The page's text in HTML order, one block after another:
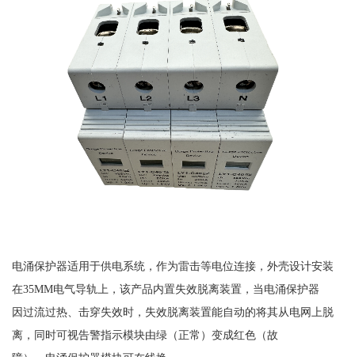
电涌保护器适用于供电系统，作为雷击等电位连接，外壳设计安装
在35MM电气导轨上，该产品内置失效脱离装置，当电涌保护器
因过流过热、击穿失效时，失效脱离装置能自动的将其从电网上脱
离，同时可视告警指示模块由绿（正常）变成红色（故